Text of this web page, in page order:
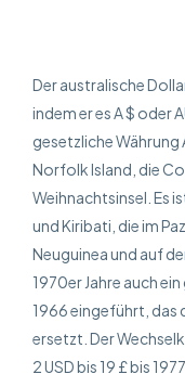
Der australische
indem er es A $ oder
gesetzliche Währung
Norfolk Island, die
Weihnachtsinsel. Es
und Kiribati, die im
Neuguinea und auf
1970er Jahre auch
1966 eingeführt, das
ersetzt. Der
2 USD bis 19 £ bis